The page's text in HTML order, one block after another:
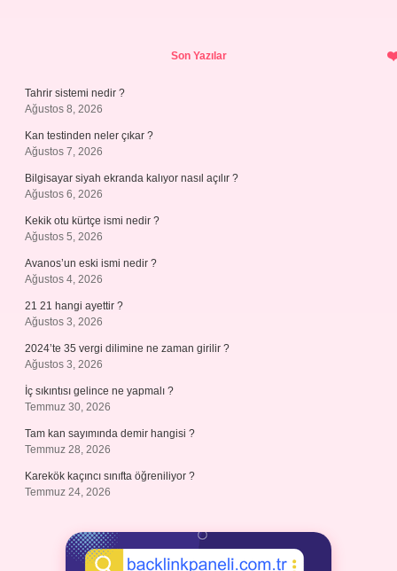
Son Yazılar
Tahrir sistemi nedir ?
Ağustos 8, 2026
Kan testinden neler çıkar ?
Ağustos 7, 2026
Bilgisayar siyah ekranda kalıyor nasıl açılır ?
Ağustos 6, 2026
Kekik otu kürtçe ismi nedir ?
Ağustos 5, 2026
Avanos’un eski ismi nedir ?
Ağustos 4, 2026
21 21 hangi ayettir ?
Ağustos 3, 2026
2024’te 35 vergi dilimine ne zaman girilir ?
Ağustos 3, 2026
İç sıkıntısı gelince ne yapmalı ?
Temmuz 30, 2026
Tam kan sayımında demir hangisi ?
Temmuz 28, 2026
Karekök kaçıncı sınıfta öğreniliyor ?
Temmuz 24, 2026